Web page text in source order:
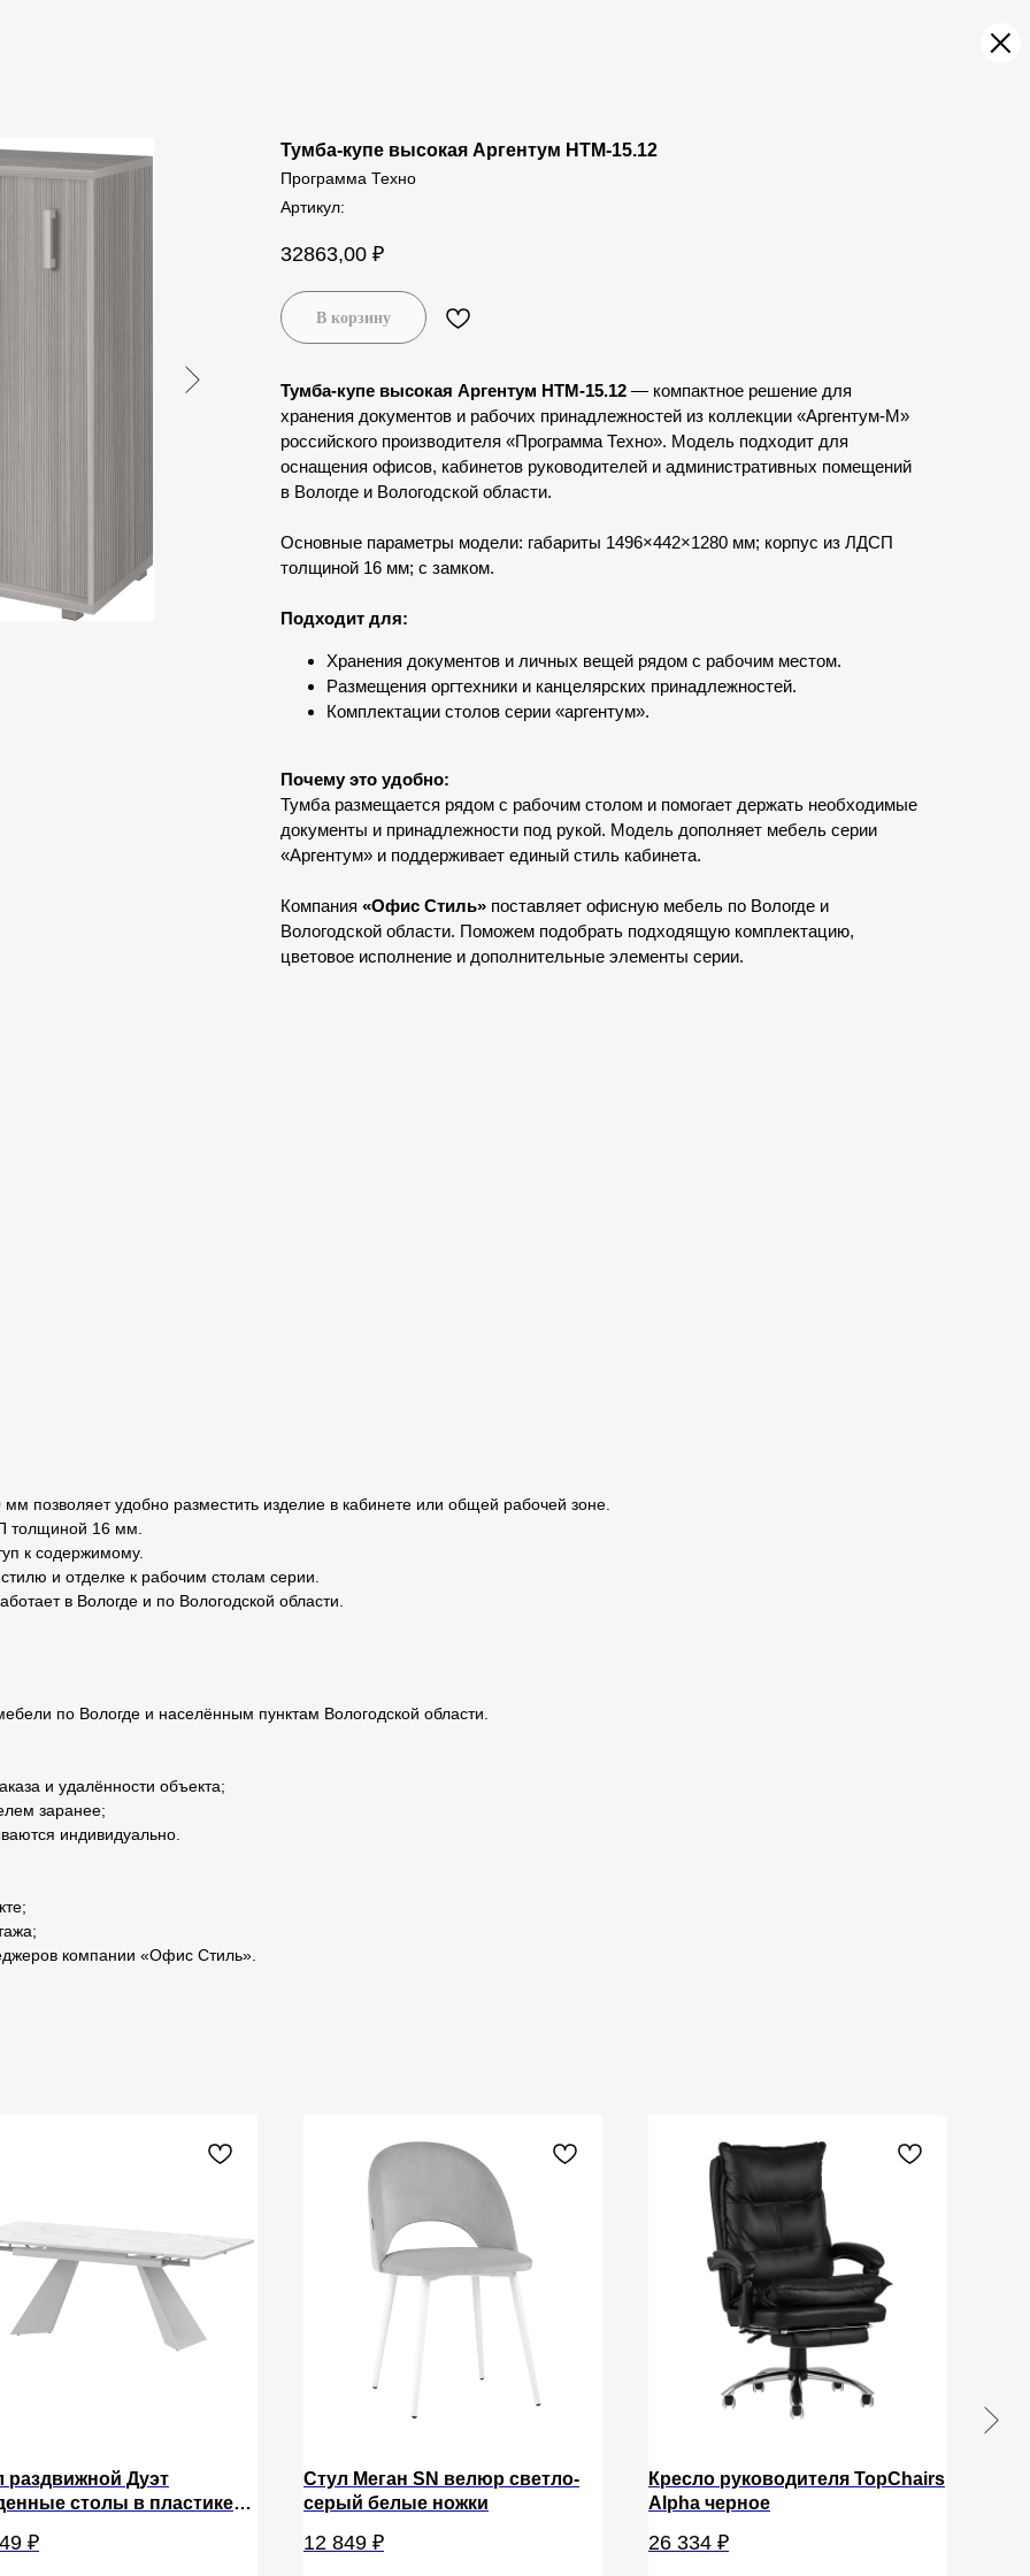
Тумба-купе высокая Аргентум НТМ-15.12
Программа Техно
Артикул:
32863,00 ₽
В корзину
Тумба-купе высокая Аргентум НТМ-15.12 — компактное решение для
хранения документов и рабочих принадлежностей из коллекции «Аргентум-М»
российского производителя «Программа Техно». Модель подходит для
оснащения офисов, кабинетов руководителей и административных помещений
в Вологде и Вологодской области.
Основные параметры модели: габариты 1496×442×1280 мм; корпус из ЛДСП
толщиной 16 мм; с замком.
Подходит для:
Хранения документов и личных вещей рядом с рабочим местом.
Размещения оргтехники и канцелярских принадлежностей.
Комплектации столов серии «аргентум».
Почему это удобно:
Тумба размещается рядом с рабочим столом и помогает держать необходимые
документы и принадлежности под рукой. Модель дополняет мебель серии
«Аргентум» и поддерживает единый стиль кабинета.
Компания «Офис Стиль» поставляет офисную мебель по Вологде и
Вологодской области. Поможем подобрать подходящую комплектацию,
цветовое исполнение и дополнительные элементы серии.
позволяет удобно разместить изделие в кабинете или общей рабочей зоне.
толщиной 16 мм.
к содержимому.
и отделке к рабочим столам серии.
в Вологде и по Вологодской области.
по Вологде и населённым пунктам Вологодской области.
и удалённости объекта;
заранее;
индивидуально.
компании «Офис Стиль».
раздвижной Дуэт
столы в пластике
Белый муар
₽
Стул Меган SN велюр светло-
серый белые ножки
12 849 ₽
Кресло руководителя TopChairs
Alpha черное
26 334 ₽